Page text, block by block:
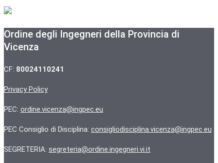
Ordine degli Ingegneri della Provincia di
Vicenza
CF: 80024110241
Privacy Policy
PEC: ordine.vicenza@ingpec.eu
PEC Consiglio di Disciplina: consigliodisciplina.vicenza@ingpec.eu
SEGRETERIA: segreteria@ordine.ingegneri.vi.it